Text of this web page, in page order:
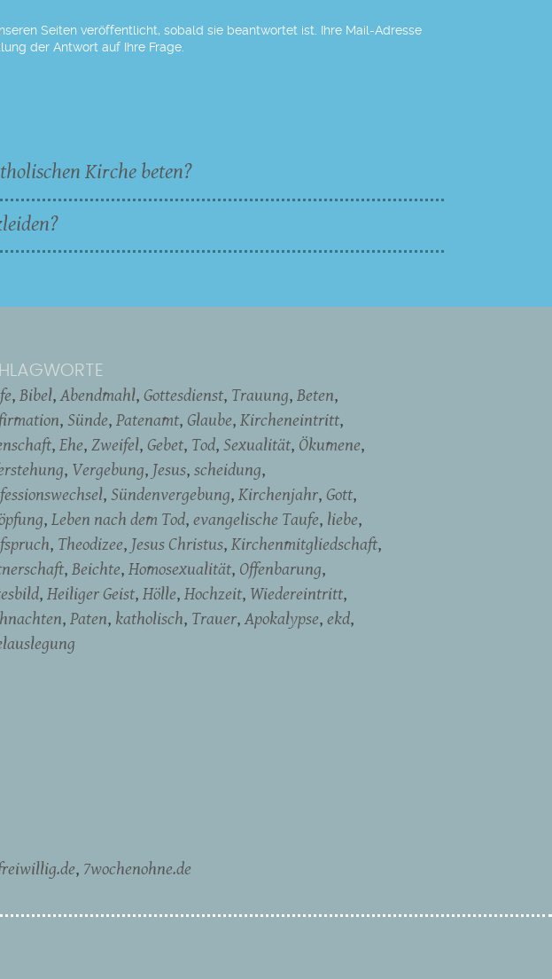
Seiten veröffentlicht, sobald sie beantwortet ist. Ihre Mail-Adresse
der Antwort auf Ihre Frage.
Kirche beten?
Bibel Abendmahl Gottesdienst Trauung Beten
Sünde Patenamt Glaube Kircheneintritt
Ehe Zweifel Gebet Tod Sexualität Ökumene
Vergebung Jesus scheidung
Sündenvergebung Kirchenjahr Gott
Leben nach dem Tod evangelische Taufe liebe
Theodizee Jesus Christus Kirchenmitgliedschaft
Beichte Homosexualität Offenbarung
Heiliger Geist Hölle Hochzeit Wiedereintritt
Paten katholisch Trauer Apokalypse ekd
7wochenohne.de